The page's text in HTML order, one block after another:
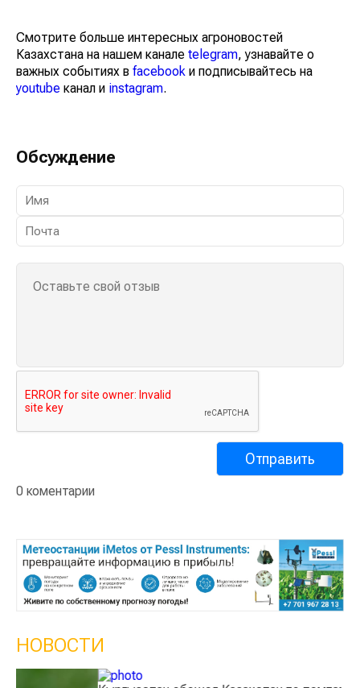
Смотрите больше интересных агроновостей
Казахстана на нашем канале telegram, узнавайте о
важных событиях в facebook и подписывайтесь на
youtube канал и instagram.
Обсуждение
0 коментарии
НОВОСТИ